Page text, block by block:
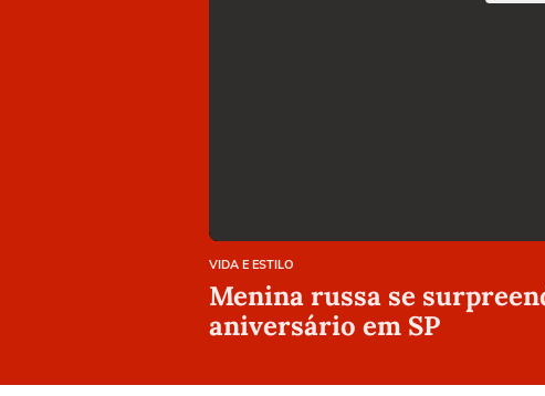
VIDA E ESTILO
Menina russa se
aniversário em SP